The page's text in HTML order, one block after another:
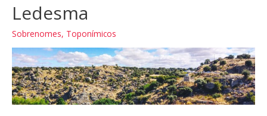
Ledesma
Sobrenomes, Toponímicos